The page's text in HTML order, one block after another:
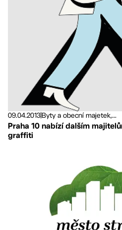
09.04.2013|Byty a obecní majetek,...
Praha 10 nabízí dalším
graffiti